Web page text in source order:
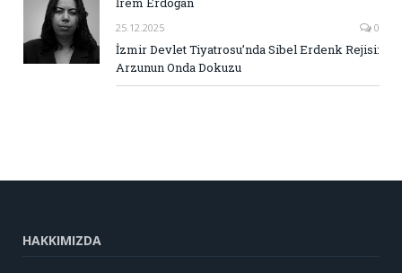
25.12.2025 0
İzmir Devlet Tiyatrosu’nda Sibel Erdenk Rejisi:
Arzunun Onda Dokuzu
HAKKIMIZDA